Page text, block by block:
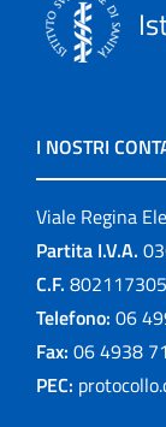
I NOSTRI
Viale Regina
Partita I.V.A.
C.F.
Telefono: 06
Fax: 06 4938
PEC: